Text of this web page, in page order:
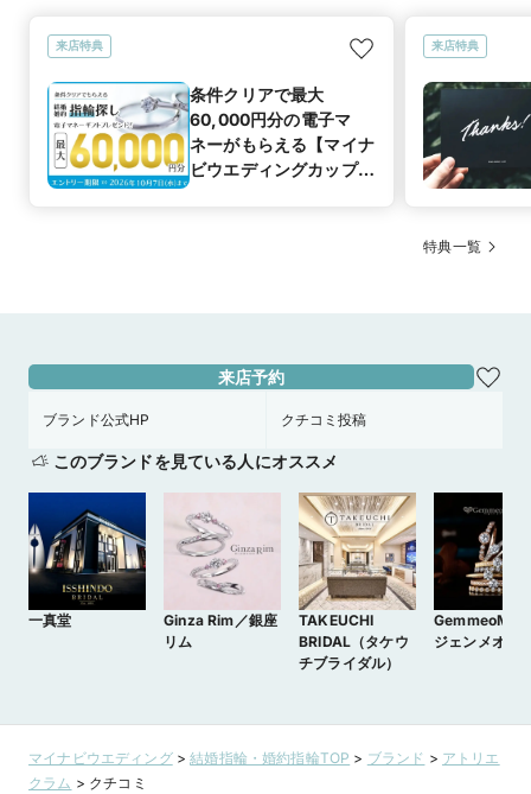
ンゴールドやイエローゴールドのような肌の黄色いカップルで
結婚指輪に関しても同じく、
この色じゃなくて…と言う要望が通る唯一のお店、中々デザイ
ンは気に入ってももっとこうしたいが叶わないことが多いとこ
ろ全てがオーダーできる点は強み
かったが満足の行く内容に結論が出るまで何度でも相談に乗っ
価格帯
来店特典
この店舗のおすすめ特典情報
条件クリアで最大60,000円分の電子マネーがもらえる【マイナビ
ウエディングカップル応援キャンペーン】
来店特典
条件クリアで最大
60,000円分の電子マ
ネーがもらえる【マイナ
ビウエディングカップル
来店特典
特典一覧
来店予約
ブランド公式HP クチコミ投稿
このブランドを見ている人にオススメ
一真堂
Ginza Rim／銀座
リム
TAKEUCHI
BRIDAL（タケウ
チブライダル）
ジェンメオミ
マイナビウエディング>結婚指輪・婚約指輪TOP > ブランド > アトリエ
クラム > クチコミ